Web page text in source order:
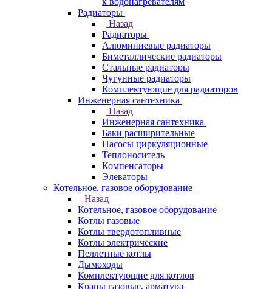
Радиаторы
Назад
Радиаторы
Алюминиевые радиаторы
Биметаллические радиаторы
Стальные радиаторы
Чугунные радиаторы
Комплектующие для радиаторов
Инженерная сантехника
Назад
Инженерная сантехника
Баки расширительные
Насосы циркуляционные
Теплоноситель
Компенсаторы
Элеваторы
Котельное, газовое оборудование
Назад
Котельное, газовое оборудование
Котлы газовые
Котлы твердотопливные
Котлы электрические
Пеллетные котлы
Дымоходы
Комплектующие для котлов
Краны газовые, арматура